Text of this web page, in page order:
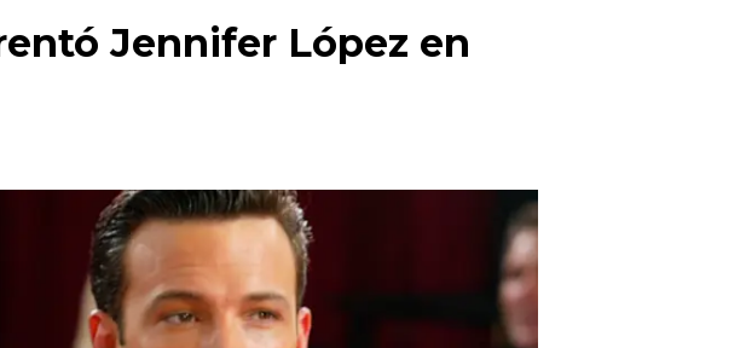
Jennifer López en